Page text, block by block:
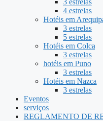
4 estrelas
Hotéis em
3 estrelas
5 estrelas
Hotéis em Colca
3 estrelas
hotéis em Puno
3 estrelas
Hotéis em Nazca
3 estrelas
Eventos
serviços
REGLAMENTO DE